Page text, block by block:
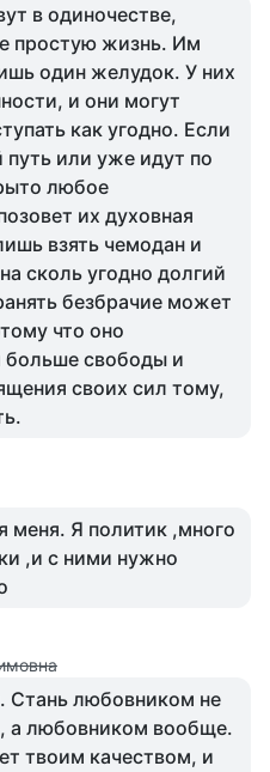
в одиночестве,
простую жизнь. Им
один желудок. У них
и они могут
как угодно. Если
или уже идут по
любое
их духовная
взять чемодан и
сколь угодно долгий
безбрачие может
что оно
больше свободы и
своих сил тому,
меня. Я политик ,много
,и с ними нужно
Стань любовником не
а любовником вообще.
твоим качеством, и